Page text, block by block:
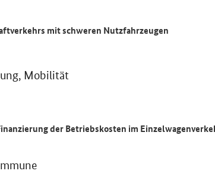
mit schweren Nutzfahrzeugen
Mobilität
der Betriebskosten im